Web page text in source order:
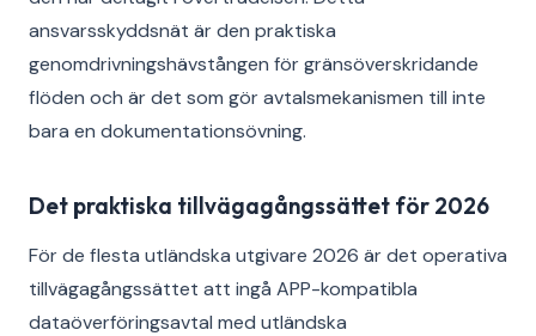
ansvarsskyddsnät är den praktiska
genomdrivningshävstången för gränsöverskridande
flöden och är det som gör avtalsmekanismen till inte
bara en dokumentationsövning.
Det praktiska tillvägagångssättet för 2026
För de flesta utländska utgivare 2026 är det operativa
tillvägagångssättet att ingå APP-kompatibla
dataöverföringsavtal med utländska